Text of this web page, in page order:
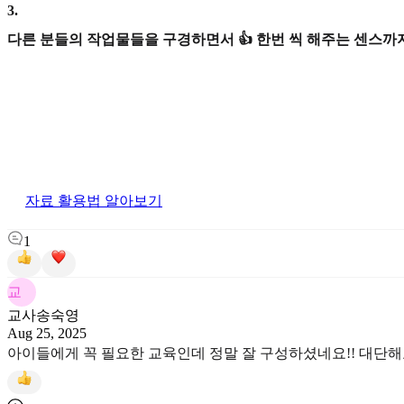
3.
다른 분들의 작업물들을 구경하면서 👍 한번 씩 해주는 센스까
자료 활용법 알아보기
1
교
교사송숙영
Aug 25, 2025
아이들에게 꼭 필요한 교육인데 정말 잘 구성하셨네요!! 대단